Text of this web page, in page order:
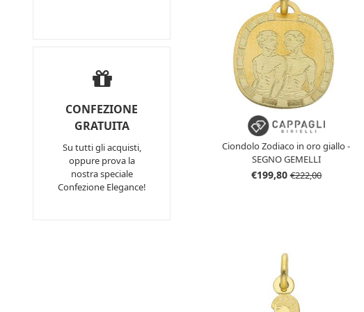
CONFEZIONE
GRATUITA
Su tutti gli acquisti,
oppure prova la
nostra speciale
Confezione Elegance!
Ciondolo Zodiaco in oro giallo -
SEGNO GEMELLI
€199,80€222,00